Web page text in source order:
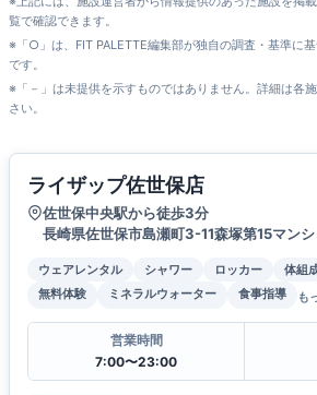
覧で確認できます。
※「○」は、FIT PALETTE編集部が独自の調査・基準に
です。
※「－」は未提供を示すものではありません。詳細は各
さい。
ライザップ佐世保店
佐世保中央駅から徒歩3分
長崎県佐世保市島瀬町3-11森塚第15マンシ
ウェアレンタル シャワー ロッカー 体組
無料体験
ミネラルウォーター 食事指導 も
営業時間
7:00〜23:00